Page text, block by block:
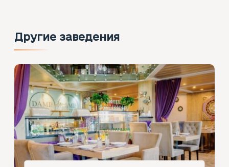
Другие заведения